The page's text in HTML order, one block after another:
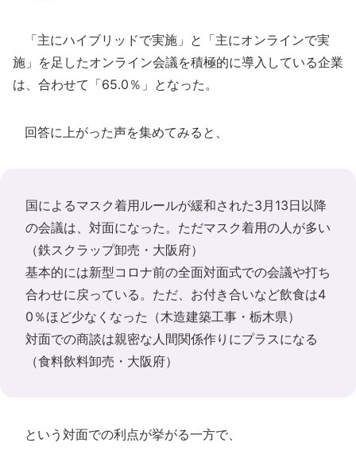
「主にハイブリッドで実施」と「主にオンラインで実
施」を足したオンライン会議を積極的に導入している企業
は、合わせて「65.0％」となった。
回答に上がった声を集めてみると、
国によるマスク着用ルールが緩和された3月13日以降
の会議は、対面になった。ただマスク着用の人が多い
（鉄スクラップ卸売・大阪府）
基本的には新型コロナ前の全面対面式での会議や打ち
合わせに戻っている。ただ、お付き合いなど飲食は4
0％ほど少なくなった（木造建築工事・栃木県）
対面での商談は親密な人間関係作りにプラスになる
（食料飲料卸売・大阪府）
という対面での利点が挙がる一方で、